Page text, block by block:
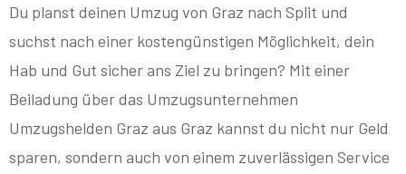
Du planst deinen Umzug von Graz nach Split und
suchst nach einer kostengünstigen Möglichkeit, dein
Hab und Gut sicher ans Ziel zu bringen? Mit einer
Beiladung über das Umzugsunternehmen
Umzugshelden Graz aus Graz kannst du nicht nur Geld
sparen, sondern auch von einem zuverlässigen Service